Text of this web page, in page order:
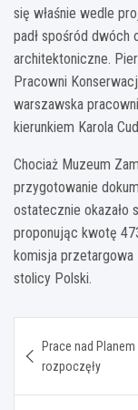
się właśnie wedle
padł spośród dwóch
architektoniczne.
Pracowni
warszawska
kierunkiem Karola
Chociaż Muzeum
przygotowanie
ostatecznie okazało
proponując kwotę
komisja przetargowa
stolicy Polski.
wpisu
Prace nad
rozpoczęły